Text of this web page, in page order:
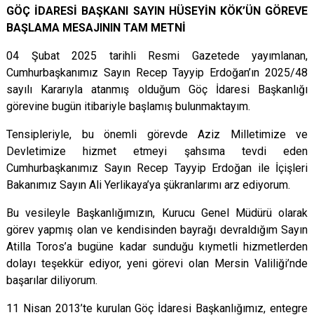
GÖÇ İDARESİ BAŞKANI SAYIN HÜSEYİN KÖK’ÜN GÖREVE
BAŞLAMA MESAJININ TAM METNİ
04 Şubat 2025 tarihli Resmi Gazetede yayımlanan,
Cumhurbaşkanımız Sayın Recep Tayyip Erdoğan’ın 2025/48
sayılı Kararıyla atanmış olduğum Göç İdaresi Başkanlığı
görevine bugün itibariyle başlamış bulunmaktayım.
Tensipleriyle, bu önemli görevde Aziz Milletimize ve
Devletimize hizmet etmeyi şahsıma tevdi eden
Cumhurbaşkanımız Sayın Recep Tayyip Erdoğan ile İçişleri
Bakanımız Sayın Ali Yerlikaya’ya şükranlarımı arz ediyorum.
Bu vesileyle Başkanlığımızın, Kurucu Genel Müdürü olarak
görev yapmış olan ve kendisinden bayrağı devraldığım Sayın
Atilla Toros’a bugüne kadar sunduğu kıymetli hizmetlerden
dolayı teşekkür ediyor, yeni görevi olan Mersin Valiliği’nde
başarılar diliyorum.
11 Nisan 2013’te kurulan Göç İdaresi Başkanlığımız, entegre